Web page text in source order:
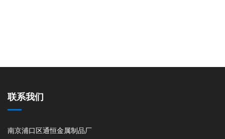
联系我们
南京浦口区通恒金属制品厂